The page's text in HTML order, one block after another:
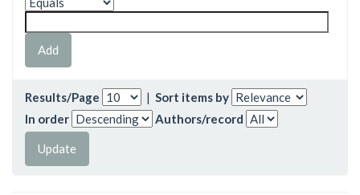
Results/Page | Sort items by
In order
Authors/record